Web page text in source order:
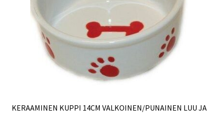
KERAAMINEN KUPPI 14CM VALKOINEN/PUNAINEN LUU JA